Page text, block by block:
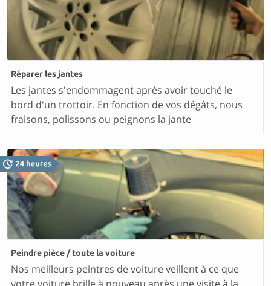
Réparer les jantes
Les jantes s'endommagent après avoir touché le
bord d'un trottoir. En fonction de vos dégâts, nous
fraisons, polissons ou peignons la jante
Peindre pièce / toute la voiture
Nos meilleurs peintres de voiture veillent à ce que